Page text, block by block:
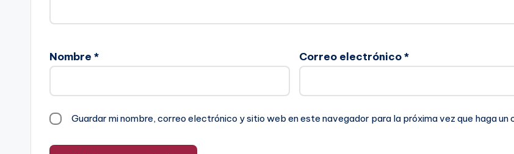
Nombre * Correo electrónico*
Guardar mi nombre, correo electrónico y sitio web en este navegador para la próxima vez que haga un